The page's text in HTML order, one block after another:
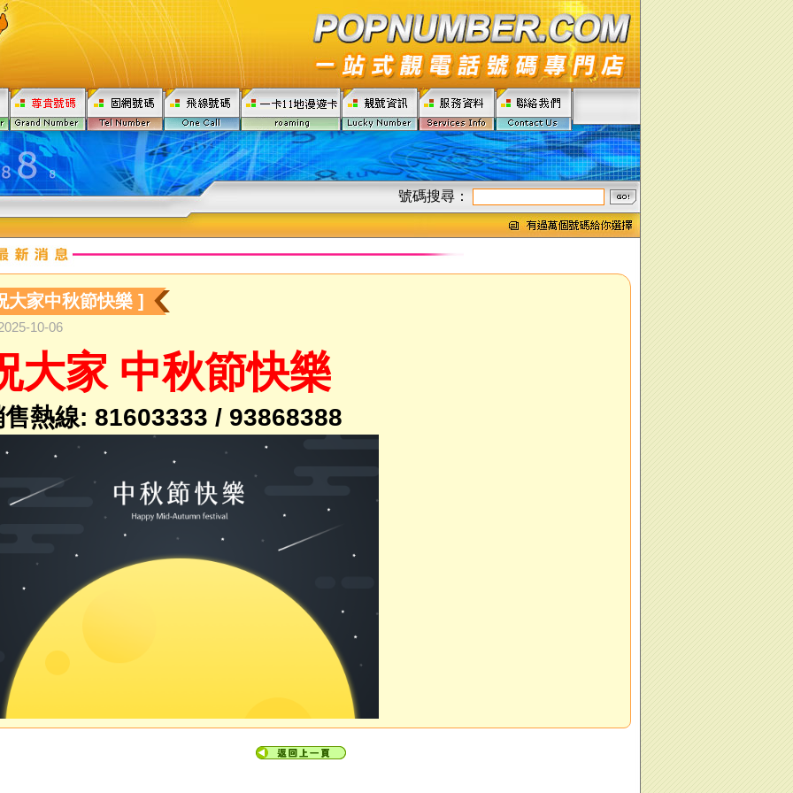
號碼搜尋：
大家中秋節快樂 ]
10-06
大家 中秋節快樂
售熱線: 81603333 / 93868388